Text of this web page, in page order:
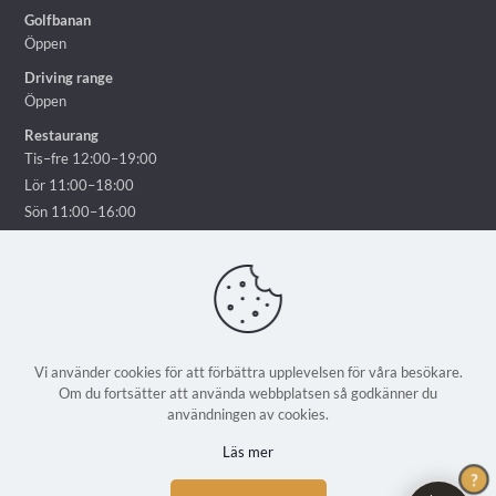
Golfbanan
Öppen
Driving range
Öppen
Restaurang
Tis–fre 12:00–19:00
Lör 11:00–18:00
Sön 11:00–16:00
© 2025 Ekholmsnäs Golf Lidingö - Alla rättigheter reserverade | En
webbplats frånWeblicious
Vi använder cookies för att förbättra upplevelsen för våra besökare.
Om du fortsätter att använda webbplatsen så godkänner du
användningen av cookies.
Läs mer
?